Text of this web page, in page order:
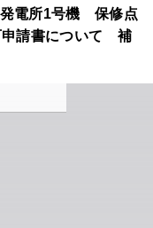
発電所1号機 保修点
請書について 補